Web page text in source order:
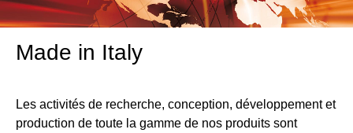
Made in Italy
Les activités de recherche, conception, développement et
production de toute la gamme de nos produits sont